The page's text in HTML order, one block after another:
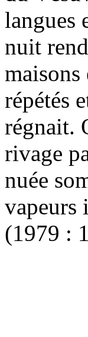
langues
nuit
maisons
répétés
régnait.
rivage
nuée
vapeurs
(1979 :